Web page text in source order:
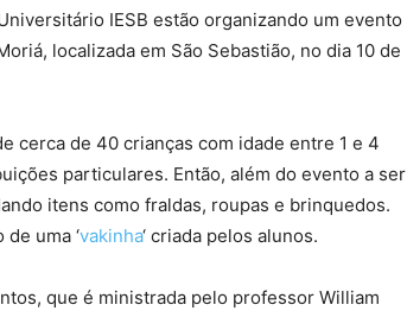
IESB estão organizando um evento
localizada em São Sebastião, no dia 10 de
cerca de 40 crianças com idade entre 1 e 4
particulares. Então, além do evento a ser
itens como fraldas, roupas e brinquedos.
uma ‘vakinha‘ criada pelos alunos.
que é ministrada pelo professor William